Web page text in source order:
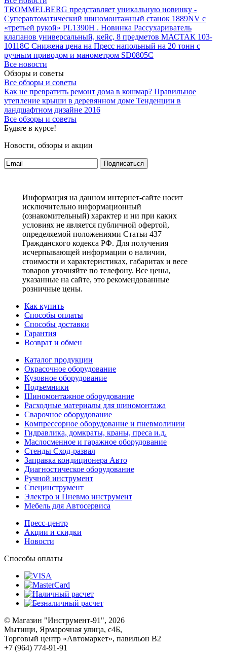
TROMMELBERG представляет уникальную новинку -
Суперавтоматический шиномонтажный станок 1889NV с
«третьей рукой» PL1390H . Новинка Рассухариватель
клапанов универсальный, кейс, 8 предметов МАСТАК 103-
10118C Снижена цена на Пресс напольный на 20 тонн с
ручным приводом и манометром SD0805C
Все новости
Обзоры и советы
Все обзоры и советы
Как не превратить ремонт дома в кошмар? Правильное
утепление крыши в деревянном доме Тенденции в
ландшафтном дизайне 2016
Все обзоры и советы
Будьте в курсе!
Новости, обзоры и акции
Подписаться
Информация на данном интернет-сайте носит
исключительно информационный
(ознакомительный) характер и ни при каких
условиях не является публичной офертой,
определяемой положениями Статьи 437
Гражданского кодекса РФ. Для получения
исчерпывающей информации о наличии,
стоимости и характеристиках, габаритах и весе
товаров уточняйте по телефону. Все цены,
указанные на сайте, это рекомендованные
розничные цены.
Как купить
Способы оплаты
Способы доставки
Гарантия
Возврат и обмен
Каталог продукции
Окрасочное оборудование
Кузовное оборудование
Подъемники
Шиномонтажное оборудование
Расходные материалы для шиномонтажа
Сварочное оборудование
Компрессорное оборудование и пневмолинии
Гидравлика, домкраты, краны, преса и.д.
Маслосменное и гаражное оборудование
Стенды Сход-развал
Заправка кондиционера Авто
Диагностическое оборудование
Ручной инструмент
Специнструмент
Электро и Пневмо инструмент
Мебель для Автосервиса
Пресс-центр
Акции и скидки
Новости
Способы оплаты
© Магазин "Инструмент-91", 2026
Мытищи, Ярмарочная улица, с4Б,
Торговый центр «Автомаркет», павильон В2
+7 (964) 774-91-91